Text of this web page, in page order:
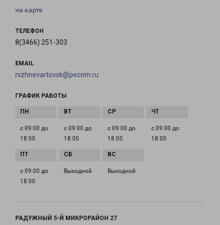
на карте
ТЕЛЕФОН
8(3466) 251-303
EMAIL
nizhnevartovsk@pecom.ru
ГРАФИК РАБОТЫ
с 09:00 до
18:00
с 09:00 до
18:00
с 09:00 до
18:00
с 09:00 до
18:00
с 09:00 до
18:00
Выходной Выходной
РАДУЖНЫЙ 5-Й МИКРОРАЙОН 27